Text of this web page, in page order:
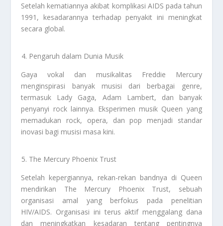
Setelah kematiannya akibat komplikasi AIDS pada tahun
1991, kesadarannya terhadap penyakit ini meningkat
secara global.
Pengaruh dalam Dunia Musik
Gaya vokal dan musikalitas Freddie Mercury
menginspirasi banyak musisi dari berbagai genre,
termasuk Lady Gaga, Adam Lambert, dan banyak
penyanyi rock lainnya. Eksperimen musik Queen yang
memadukan rock, opera, dan pop menjadi standar
inovasi bagi musisi masa kini.
The Mercury Phoenix Trust
Setelah kepergiannya, rekan-rekan bandnya di Queen
mendirikan The Mercury Phoenix Trust, sebuah
organisasi amal yang berfokus pada penelitian
HIV/AIDS. Organisasi ini terus aktif menggalang dana
dan meningkatkan kesadaran tentang pentingnya